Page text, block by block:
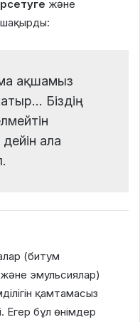
және
шақырды:
ақшамыз
Біздің
ала
(битум
эмульсиялар)
қамтамасыз
Егер бұл өнімдер